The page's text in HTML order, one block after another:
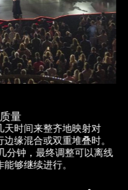
量
天时间来整齐地映射对
缘混合或双重堆叠时。
分钟，最终调整可以离线
够继续进行。